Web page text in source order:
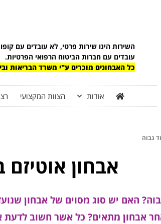
השירות הינו שירות פרטי, לא עובדים עם
עובדים עם חברות הביטוח הרפואי הפרטיות.
כל האבחונים מוכרים ע"י משרד הבריאות
אודות הצוות המקצועי
גבוה
אבחון
האם יש סוג מסוים של אבחון
אבחון מתאים? כל אשר חשוב לדעת